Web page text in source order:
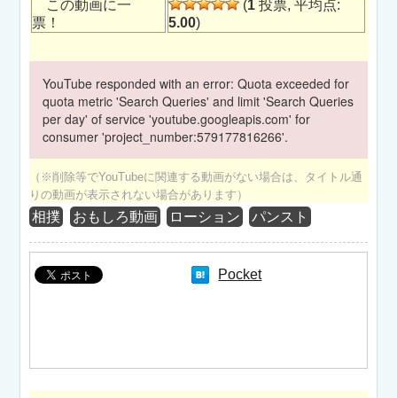
この動画に一
票！
(1 投票, 平均点:
5.00)
YouTube responded with an error: Quota exceeded for
quota metric 'Search Queries' and limit 'Search Queries
per day' of service 'youtube.googleapis.com' for
consumer 'project_number:579177816266'.
（※削除等でYouTubeに関連する動画がない場合は、タイトル通
りの動画が表示されない場合があります）
相撲 おもしろ動画 ローション パンスト
Pocket